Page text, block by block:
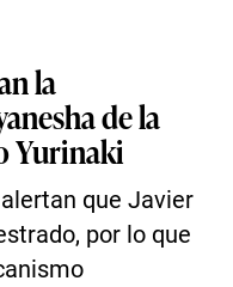
la
de la
Yurinaki
que Javier
por lo que